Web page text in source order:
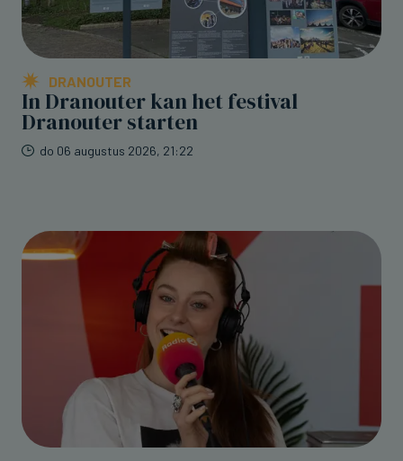
DRANOUTER
In Dranouter kan het festival
Dranouter starten
do 06 augustus 2026, 21:22